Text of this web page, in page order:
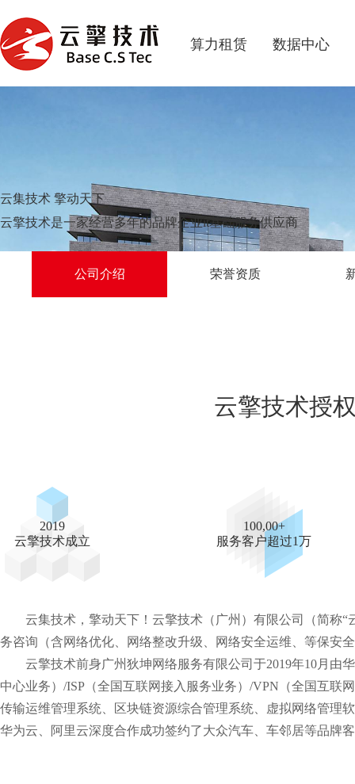
算力租赁 数据中心
云集技术 擎动天下
云擎技术是一家经营多年的品牌企业it基础服务供应商
公司介绍 荣誉资质
云擎技术授
2019
云擎技术成立
100,00+
服务客户超过1万
云集技术，擎动天下！云擎技术（广州）有限公司（简称
务咨询（含网络优化、网络整改升级、网络安全运维、等保安
云擎技术前身广州狄坤网络服务有限公司于2019年10月由
中心业务）/ISP（全国互联网接入服务业务）/VPN（全国互联
传输运维管理系统、区块链资源综合管理系统、虚拟网络管理
华为云、阿里云深度合作成功签约了大众汽车、车邻居等品牌